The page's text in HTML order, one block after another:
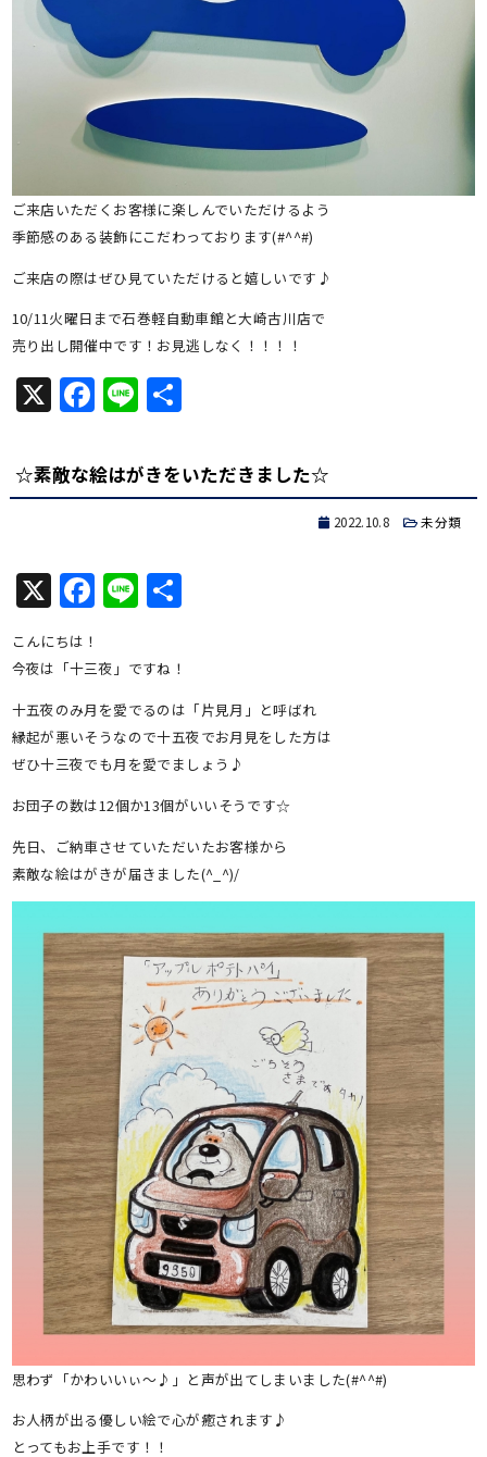
ご来店いただくお客様に楽しんでいただけるよう
季節感のある装飾にこだわっております(#^^#)
ご来店の際はぜひ見ていただけると嬉しいです♪
10/11火曜日まで石巻軽自動車館と大崎古川店で
売り出し開催中です！お見逃しなく！！！！
X Facebook
Line共
☆素敵な絵はがきをいただきました☆
2022.10.8 未分類
X Facebook
Line共
こんにちは！
今夜は「十三夜」ですね！
十五夜のみ月を愛でるのは「片見月」と呼ばれ
縁起が悪いそうなので十五夜でお月見をした方は
ぜひ十三夜でも月を愛でましょう♪
お団子の数は12個か13個がいいそうです☆
先日、ご納車させていただいたお客様から
素敵な絵はがきが届きました(^_^)/
思わず「かわいいぃ～♪」と声が出てしまいました(#^^#)
お人柄が出る優しい絵で心が癒されます♪
とってもお上手です！！